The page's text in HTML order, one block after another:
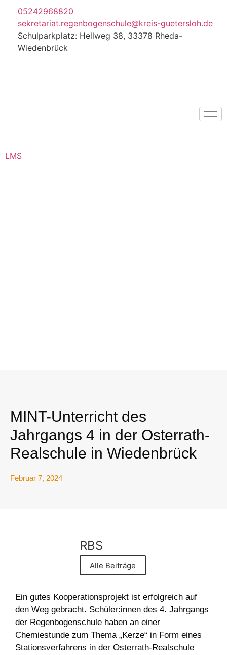
05242968820
sekretariat.regenbogenschule@kreis-guetersloh.de
Schulparkplatz: Hellweg 38, 33378 Rheda-
Wiedenbrück
LMS
MINT-Unterricht des
Jahrgangs 4 in der Osterrath-
Realschule in Wiedenbrück
Februar 7, 2024
RBS
Alle Beiträge
Ein gutes Kooperationsprojekt ist erfolgreich auf
den Weg gebracht. Schüler:innen des 4. Jahrgangs
der Regenbogenschule haben an einer
Chemiestunde zum Thema „Kerze“ in Form eines
Stationsverfahrens in der Osterrath-Realschule